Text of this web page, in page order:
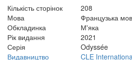
Кількість сторінок
208
Мова
Французька
Обкладинка
М'яка
Рік видання
2021
Серія
Odyssée
Видавництво
CLE